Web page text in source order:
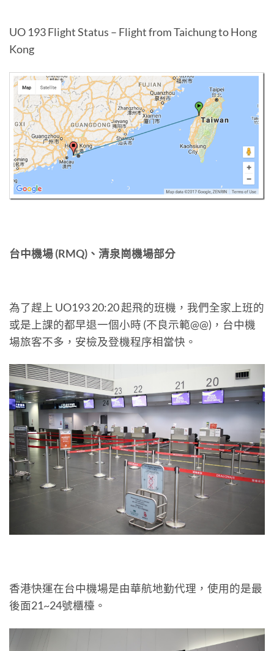
UO 193 Flight Status – Flight from Taichung to Hong
Kong
台中機場 (RMQ)、清泉崗機場部分
為了趕上 UO193 20:20 起飛的班機，我們全家上班的
或是上課的都早退一個小時 (不良示範@@)，台中機
場旅客不多，安檢及登機程序相當快。
香港快運在台中機場是由華航地勤代理，使用的是最
後面21~24號櫃檯。